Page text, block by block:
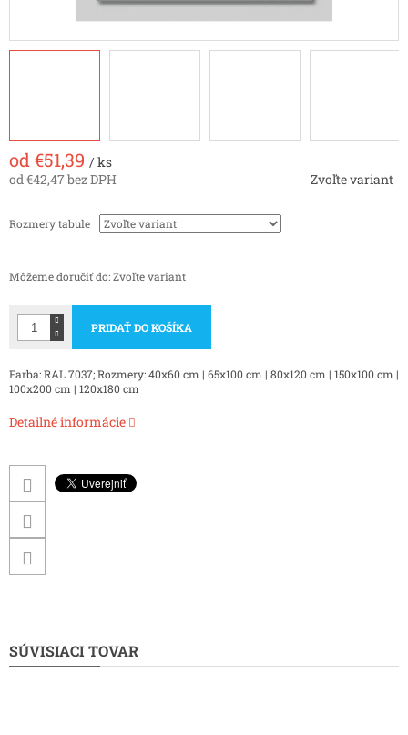
od €51,39 / ks
od€42,47bez DPH
cena:
Zvoľte variant
Rozmery tabule
Môžeme doručiť do:Zvoľte variant
PRIDAŤ DO KOŠÍKA
Farba: RAL 7037; Rozmery: 40x60 cm | 65x100 cm | 80x120 cm | 150x100 cm |
100x200 cm | 120x180 cm
Detailné informácie
SÚVISIACI TOVAR